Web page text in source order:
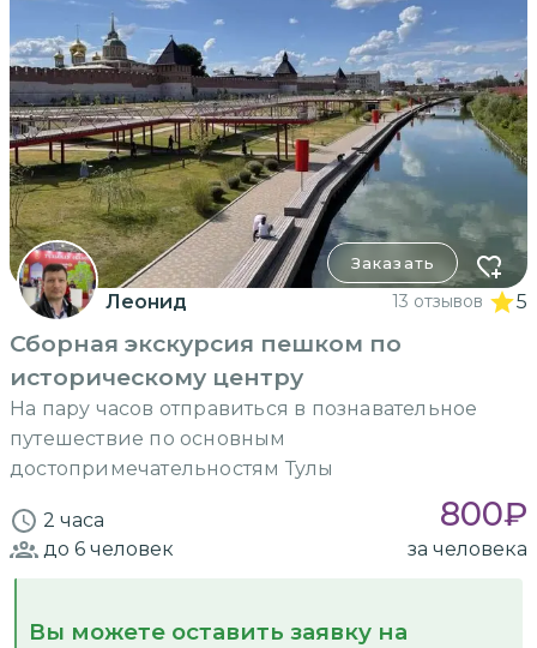
Заказать
Леонид 13 отзывов 5
Сборная экскурсия пешком по
историческому центру
На пару часов отправиться в познавательное
путешествие по основным
достопримечательностям Тулы
2 часа 800₽
до 6 человек за человека
Вы можете оставить заявку на